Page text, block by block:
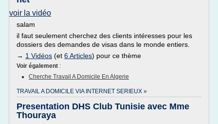
voir la vidéo
salam
il faut seulement cherchez des clients intéresses pour les
dossiers des demandes de visas dans le monde entiers.
→ 1 Vidéos (et 6 Articles) pour ce thème
Voir également :
Cherche Travail A Domicile En Algerie
TRAVAIL A DOMICILE VIA INTERNET SERIEUX »
Presentation DHS Club Tunisie avec Mme
Thouraya